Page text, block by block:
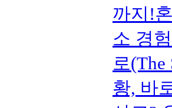
까지!
소 경
로
황, 바